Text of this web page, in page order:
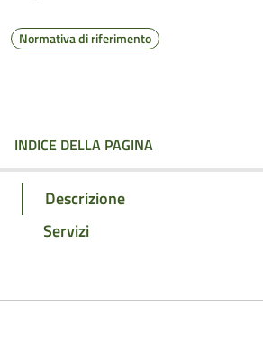
Normativa di riferimento
INDICE DELLA PAGINA
Descrizione
Servizi